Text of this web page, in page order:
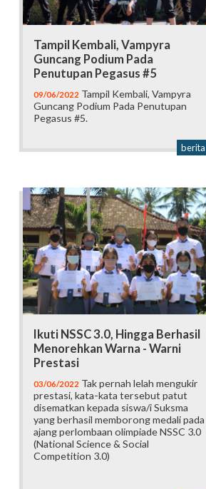
Tampil Kembali, Vampyra
Guncang Podium Pada
Penutupan Pegasus #5
09/06/2022 Tampil Kembali, Vampyra
Guncang Podium Pada Penutupan
Pegasus #5.
berita
Ikuti NSSC 3.0, Hingga Berhasil
Menorehkan Warna - Warni
Prestasi
03/06/2022 Tak pernah lelah mengukir
prestasi, kata-kata tersebut patut
disematkan kepada siswa/i Suksma
yang berhasil memborong medali pada
ajang perlombaan olimpiade NSSC 3.0
(National Science & Social
Competition 3.0)